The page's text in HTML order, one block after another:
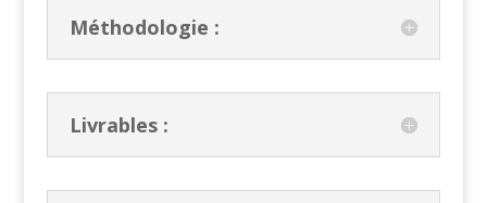
Méthodologie :
Livrables :